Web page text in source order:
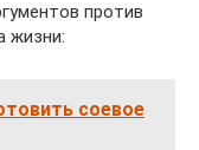
против
жизни:
соевое